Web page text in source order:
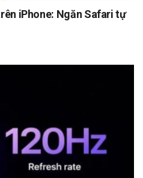
iPhone: Ngăn Safari tự